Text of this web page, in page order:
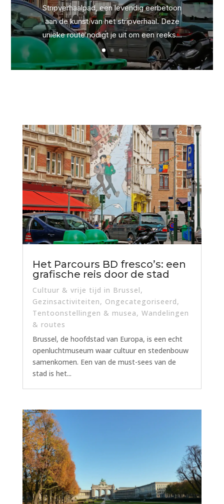
Stripverhaalpad, een levendig eerbetoon
aan de kunst van het stripverhaal. Deze
unieke route nodigt je uit om een reeks...
Het Parcours BD fresco’s: een
grafische reis door de stad
Cultuur & vrije tijd in Brussel,
Gezinsactiviteiten, Ongecategoriseerd,
Tentoonstellingen & musea, Wandelingen
& routes
Brussel, de hoofdstad van Europa, is een echt
openluchtmuseum waar cultuur en stedenbouw
samenkomen. Een van de must-sees van de
stad is het...